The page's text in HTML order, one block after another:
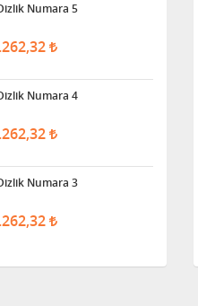
Numara 5
Numara 4
Numara 3